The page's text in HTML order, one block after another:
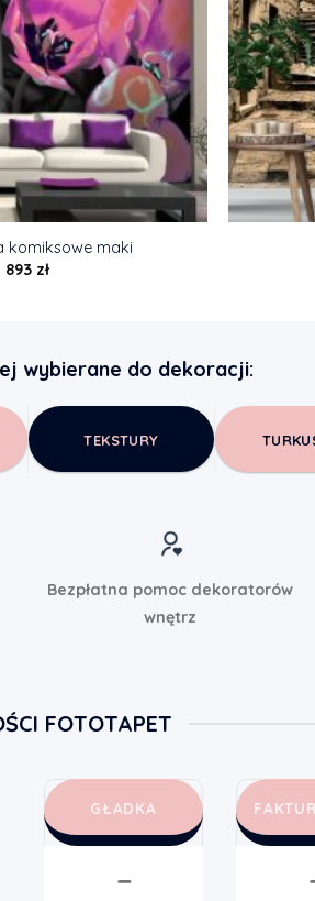
komiksowe maki
893 zł
wybierane do dekoracji:
TEKSTURY
Bezpłatna pomoc dekoratorów
wnętrz
FOTOTAPET
GŁADKA
➖